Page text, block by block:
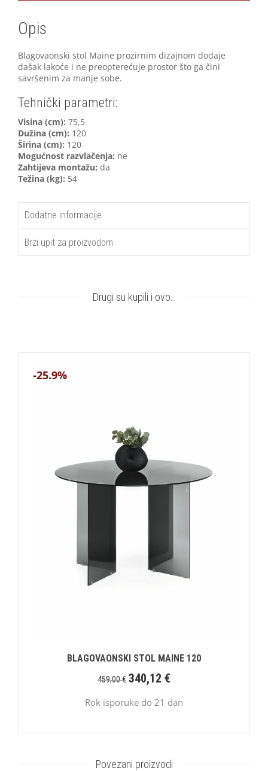
Opis
Blagovaonski stol Maine prozirnim dizajnom dodaje
dašak lakoće i ne preopterećuje prostor što ga čini
savršenim za manje sobe.
Tehnički parametri:
Visina (cm): 75,5
Dužina (cm): 120
Širina (cm): 120
Mogućnost razvlačenja: ne
Zahtijeva montažu: da
Težina (kg): 54
Dodatne informacije
Brzi upit za proizvodom
Drugi su kupili i ovo…
-25.9%
BLAGOVAONSKI STOL MAINE 120
459,00€ 340,12 €
Rok isporuke do 21 dan
Povezani proizvodi